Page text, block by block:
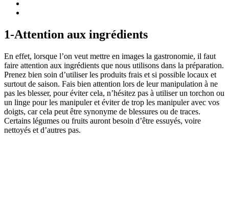
1-Attention aux ingrédients
En effet, lorsque l’on veut mettre en images la gastronomie, il faut
faire attention aux ingrédients que nous utilisons dans la préparation.
Prenez bien soin d’utiliser les produits frais et si possible locaux et
surtout de saison. Fais bien attention lors de leur manipulation à ne
pas les blesser, pour éviter cela, n’hésitez pas à utiliser un torchon ou
un linge pour les manipuler et éviter de trop les manipuler avec vos
doigts, car cela peut être synonyme de blessures ou de traces.
Certains légumes ou fruits auront besoin d’être essuyés, voire
nettoyés et d’autres pas.